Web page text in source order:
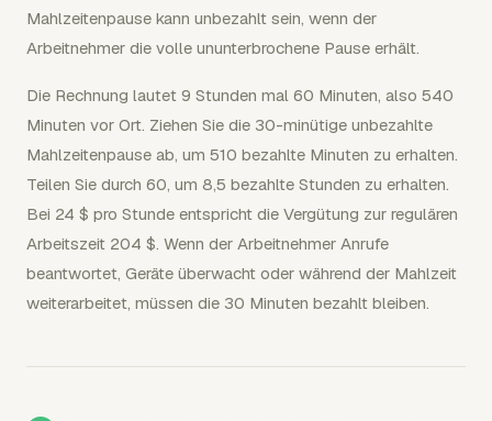
Mahlzeitenpause kann unbezahlt sein, wenn der
Arbeitnehmer die volle ununterbrochene Pause erhält.
Die Rechnung lautet 9 Stunden mal 60 Minuten, also 540
Minuten vor Ort. Ziehen Sie die 30-minütige unbezahlte
Mahlzeitenpause ab, um 510 bezahlte Minuten zu erhalten.
Teilen Sie durch 60, um 8,5 bezahlte Stunden zu erhalten.
Bei 24 $ pro Stunde entspricht die Vergütung zur regulären
Arbeitszeit 204 $. Wenn der Arbeitnehmer Anrufe
beantwortet, Geräte überwacht oder während der Mahlzeit
weiterarbeitet, müssen die 30 Minuten bezahlt bleiben.